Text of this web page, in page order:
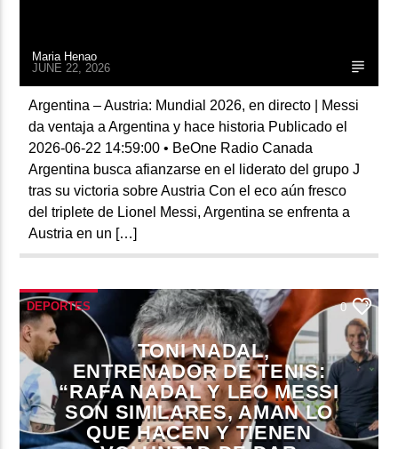
Maria Henao
JUNE 22, 2026
Argentina – Austria: Mundial 2026, en directo | Messi
da ventaja a Argentina y hace historia Publicado el
2026-06-22 14:59:00 • BeOne Radio Canada
Argentina busca afianzarse en el liderato del grupo J
tras su victoria sobre Austria Con el eco aún fresco
del triplete de Lionel Messi, Argentina se enfrenta a
Austria en un […]
DEPORTES 0
TONI NADAL,
ENTRENADOR DE TENIS:
“RAFA NADAL Y LEO MESSI
SON SIMILARES, AMAN LO
QUE HACEN Y TIENEN